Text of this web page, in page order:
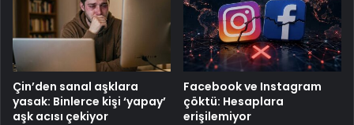
Çin’den sanal aşklara
yasak: Binlerce kişi ‘yapay’
aşk acısı çekiyor
Facebook ve Instagram
çöktü: Hesaplara
erişilemiyor